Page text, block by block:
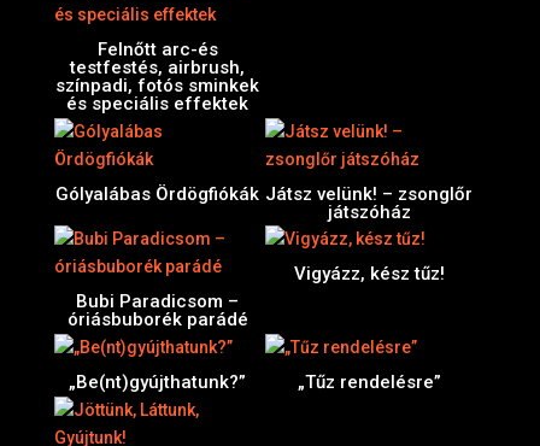
Felnőtt arc-és
testfestés, airbrush,
színpadi, fotós sminkek
és speciális effektek
Gólyalábas Ördögfiókák Játsz velünk! – zsonglőr
játszóház
Bubi Paradicsom –
óriásbuborék parádé
Vigyázz, kész tűz!
„Be(nt)gyújthatunk?” „Tűz rendelésre”